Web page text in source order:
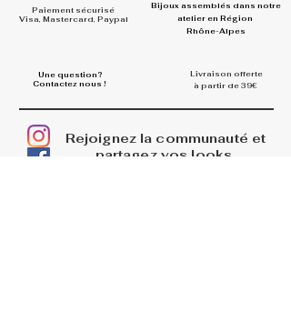
Paiement sécurisé
Visa, Mastercard, Paypal
Bijoux assemblés dans notre
atelier en Région
Rhône-Alpes
Une question?
Contactez nous !
Livraison offerte
à partir de 39€
Rejoignez la communauté et
partagez vos looks